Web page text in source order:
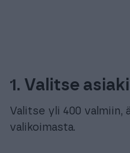
1. Valitse
Valitse yli 400 valmiin,
valikoimasta.